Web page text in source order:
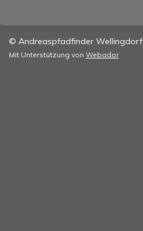
© Andreaspfadfinder Wellingdorf
Mit Unterstützung von Webador